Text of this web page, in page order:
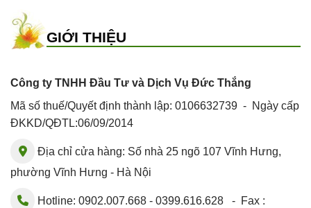
GIỚI THIỆU
Công ty TNHH Đầu Tư và Dịch Vụ Đức Thắng
Mã số thuế/Quyết định thành lập: 0106632739 - Ngày cấp
ĐKKD/QĐTL:06/09/2014
Địa chỉ cửa hàng: Số nhà 25 ngõ 107 Vĩnh Hưng,
phường Vĩnh Hưng - Hà Nội
Hotline: 0902.007.668 - 0399.616.628 - Fax :